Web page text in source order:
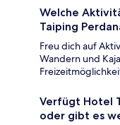
Welche
Taiping
Freu dich auf
Wandern und
Verfügt Hotel
oder gibt es